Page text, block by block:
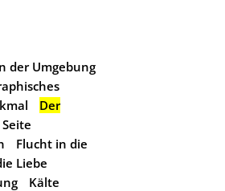
der Umgebung
Der
Flucht in die
Liebe
Kälte